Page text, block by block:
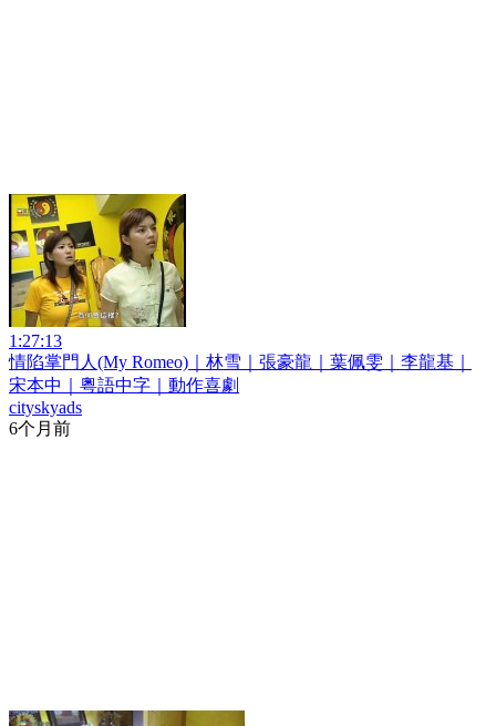
1:27:13
情陷掌門人(My Romeo)｜林雪｜張豪龍｜葉佩雯｜李龍基｜
宋本中｜粵語中字｜動作喜劇
cityskyads
6个月前